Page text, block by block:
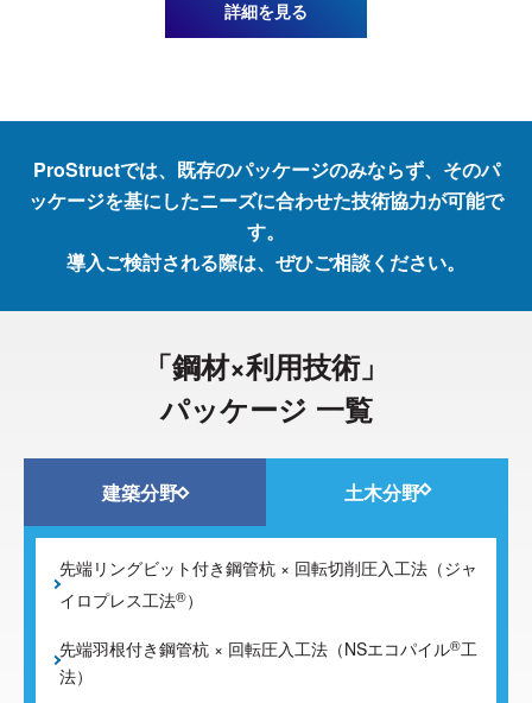
地盤
条件
支持層までの状態
土質
粘性土（20≦N）
硬岩
傾斜
地下水
湯水量が極めて多い
地表より2m以上の被圧地下水
支持形式
施工
条件
水上施工
斜杭
詳細を見る
ProStructでは、既存のパッケージのみならず、そのパ
ッケージを基にしたニーズに合わせた技術協力が可能で
す。
導入ご検討される際は、ぜひご相談ください。
「鋼材×利用技術」
パッケージ 一覧
建築分野 土木分野
®
先端リングビット付き鋼管杭 × 回転切削圧入工法（ジャ
イロプレス工法®）
先端羽根付き鋼管杭 × 回転圧入工法（NSエコパイル®工
法）